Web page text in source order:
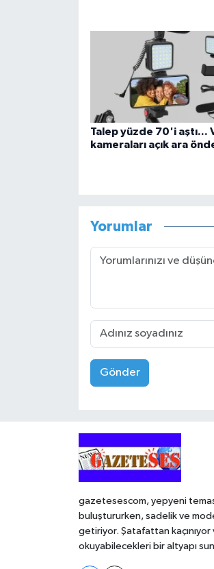
Talep yüzde 70'i aştı...
kameraları açık ara
Yorumlar
Gönder
gazetesescom, yepyeni
buluştururken, sadelik ve
getiriyor. Şatafattan
okuyabilecekleri bir altyapı